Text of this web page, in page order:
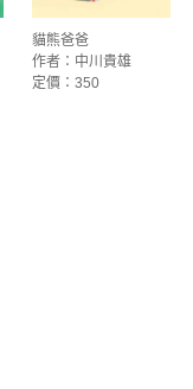
貓熊爸爸
作者：中川貴雄
定價：350